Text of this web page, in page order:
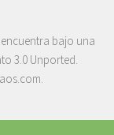
encuentra bajo una
3.0 Unported.
.